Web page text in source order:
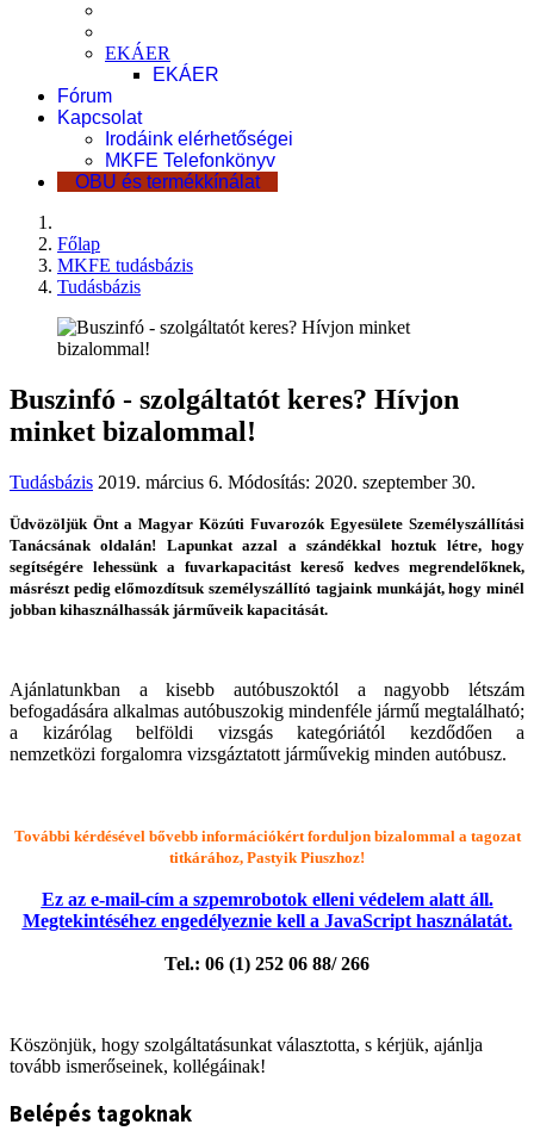
EKÁER
EKÁER
Fórum
Kapcsolat
Irodáink elérhetőségei
MKFE Telefonkönyv
OBU és termékkínálat
Főlap
MKFE tudásbázis
Tudásbázis
Buszinfó - szolgáltatót keres? Hívjon
minket bizalommal!
Tudásbázis 2019. március 6. Módosítás: 2020. szeptember 30.
Üdvözöljük Önt a Magyar Közúti Fuvarozók Egyesülete Személyszállítási
Tanácsának oldalán! Lapunkat azzal a szándékkal hoztuk létre, hogy
segítségére lehessünk a fuvarkapacitást kereső kedves megrendelőknek,
másrészt pedig előmozdítsuk személyszállító tagjaink munkáját, hogy minél
jobban kihasználhassák járműveik kapacitását.
Ajánlatunkban a kisebb autóbuszoktól a nagyobb létszám
befogadására alkalmas autóbuszokig mindenféle jármű megtalálható;
a kizárólag belföldi vizsgás kategóriától kezdődően a
nemzetközi forgalomra vizsgáztatott járművekig minden autóbusz.
További kérdésével bővebb információkért forduljon bizalommal a tagozat
titkárához, Pastyik Piuszhoz!
Ez az e-mail-cím a szpemrobotok elleni védelem alatt áll.
Megtekintéséhez engedélyeznie kell a JavaScript használatát.
Tel.: 06 (1) 252 06 88/ 266
Köszönjük, hogy szolgáltatásunkat választotta, s kérjük, ajánlja
tovább ismerőseinek, kollégáinak!
Belépés tagoknak